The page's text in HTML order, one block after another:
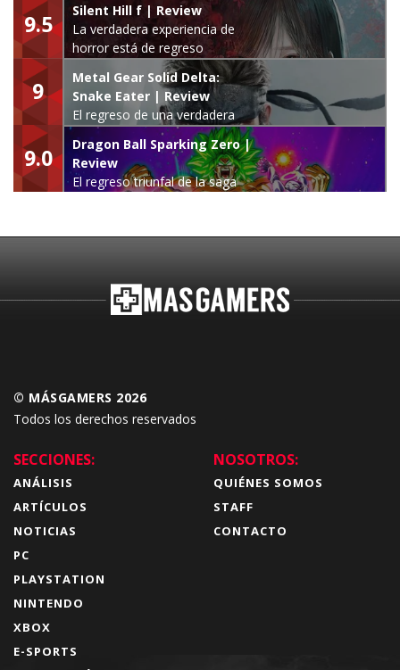
9.5
Silent Hill f | Review
La verdadera experiencia de
horror está de regreso
9
Metal Gear Solid Delta:
Snake Eater | Review
El regreso de una verdadera
leyenda
9.0
Dragon Ball Sparking Zero |
Review
El regreso triunfal de la saga
© MÁSGAMERS 2026
Todos los derechos reservados
SECCIONES:
ANÁLISIS
ARTÍCULOS
NOTICIAS
PC
PLAYSTATION
NINTENDO
XBOX
E-SPORTS
NOSOTROS:
QUIÉNES SOMOS
STAFF
CONTACTO